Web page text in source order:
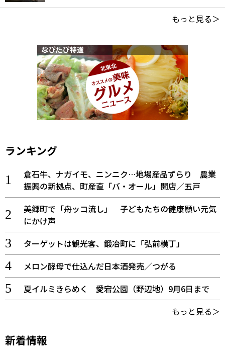
もっと見る＞
ランキング
倉石牛、ナガイモ、ニンニク…地場産品ずらり 農業
振興の新拠点、町産直「バ・オール」開店／五戸
美郷町で「舟ッコ流し」 子どもたちの健康願い元気
にかけ声
ターゲットは観光客、鍛冶町に「弘前横丁」
メロン酵母で仕込んだ日本酒発売／つがる
夏イルミきらめく 愛宕公園（野辺地）9月6日まで
もっと見る＞
新着情報